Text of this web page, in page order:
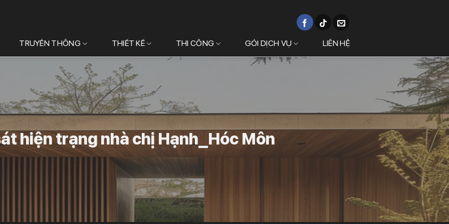
TRUYỀN THÔNG THIẾT KẾ THI CÔNG GÓI DỊCH VỤ LIÊN HỆ
hiện trạng nhà chị Hạnh_Hóc Môn